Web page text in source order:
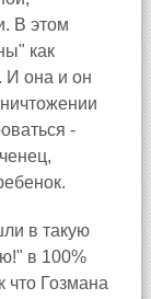
В этом
как
И она и он
-
в такую
в 100%
что Гозмана